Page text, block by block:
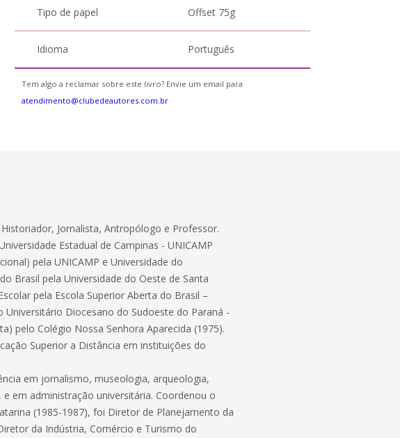
Tipo de papel Offset 75g
Idioma Português
Tem algo a reclamar sobre este livro? Envie um email para
atendimento@clubedeautores.com.br
Jornalista, Antropólogo e Professor.
Estadual de Campinas - UNICAMP
pela UNICAMP e Universidade do
Brasil pela Universidade do Oeste de Santa
pela Escola Superior Aberta do Brasil –
Universitário Diocesano do Sudoeste do Paraná -
pelo Colégio Nossa Senhora Aparecida (1975).
Superior a Distância em instituições do
em jornalismo, museologia, arqueologia,
em administração universitária. Coordenou o
(1985-1987), foi Diretor de Planejamento da
da Indústria, Comércio e Turismo do